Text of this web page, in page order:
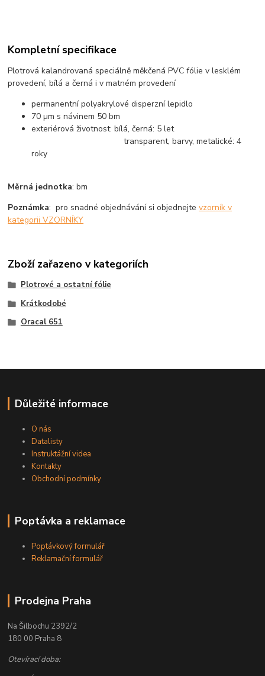
Kompletní specifikace
Plotrová kalandrovaná speciálně měkčená PVC fólie v lesklém
provedení, bílá a černá i v matném provedení
permanentní polyakrylové disperzní lepidlo
70 µm s návinem 50 bm
exteriérová životnost: bílá, černá: 5 let
transparent, barvy, metalické: 4
roky
Měrná jednotka: bm
Poznámka: pro snadné objednávání si objednejtevzorník v
kategorii VZORNÍKY
Zboží zařazeno v kategoriích
Plotrové a ostatní fólie
Krátkodobé
Oracal 651
Důležité informace
O nás
Datalisty
Instruktážní videa
Kontakty
Obchodní podmínky
Poptávka a reklamace
Poptávkový formulář
Reklamační formulář
Prodejna Praha
Na Šilbochu 2392/2
180 00 Praha 8
Otevírací doba: